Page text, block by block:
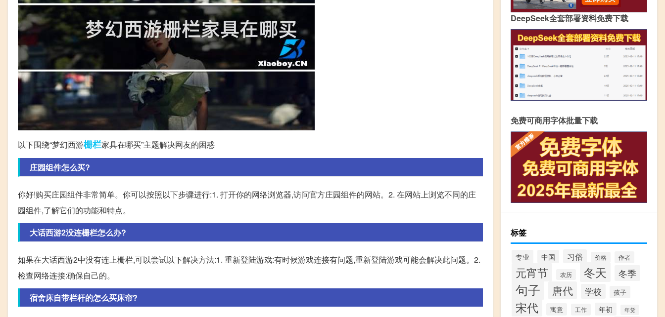
以下围绕“梦幻西游栅栏家具在哪买”主题解决网友的困惑
庄园组件怎么买?
你好!购买庄园组件非常简单。你可以按照以下步骤进行:1. 打开你的网络浏览器,访问官方庄园组件的网站。2. 在网站上浏览不同的庄
园组件,了解它们的功能和特点。
大话西游2没连栅栏怎么办?
如果在大话西游2中没有连上栅栏,可以尝试以下解决方法:1. 重新登陆游戏:有时候游戏连接有问题,重新登陆游戏可能会解决此问题。2.
检查网络连接:确保自己的。
宿舍床自带栏杆的怎么买床帘?
DeepSeek全套部署资料免费下载
免费可商用字体批量下载
标签
专业 中国 习俗 价格 作者
元宵节 农历 冬天 冬季
句子 唐代 学校 孩子
宋代 寓意 工作 年初 年货